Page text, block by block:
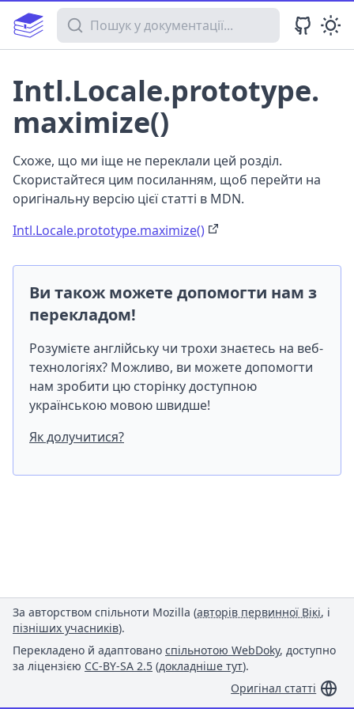
Пошук у документації
Intl.Locale.prototype.
maximize()
Схоже, що ми іще не переклали цей розділ.
Скористайтеся цим посиланням, щоб перейти на
оригінальну версію цієї статті в MDN.
Intl.Locale.prototype.maximize()
Ви також можете допомогти нам з
перекладом!
Розумієте англійську чи трохи знаєтесь на веб-
технологіях? Можливо, ви можете допомогти
нам зробити цю сторінку доступною
українською мовою швидше!
Як долучитися?
За авторством спільноти Mozilla (авторів первинної Вікі, і
пізніших учасників).
Перекладено й адаптовано спільнотою WebDoky, доступно
за ліцензією CC-BY-SA 2.5 (докладніше тут).
Оригінал статті